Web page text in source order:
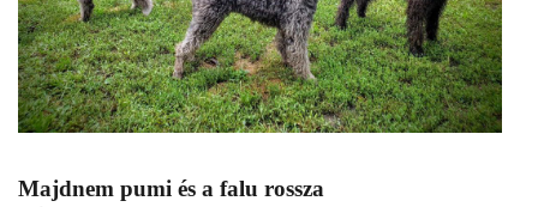
Majdnem pumi és a falu rossza